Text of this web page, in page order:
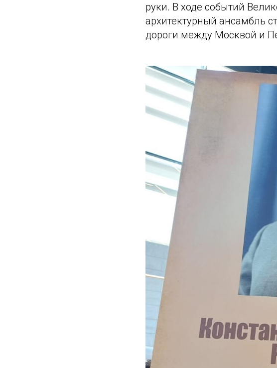
руки. В ходе событий
архитектурный ансамбль
дороги между Москвой и